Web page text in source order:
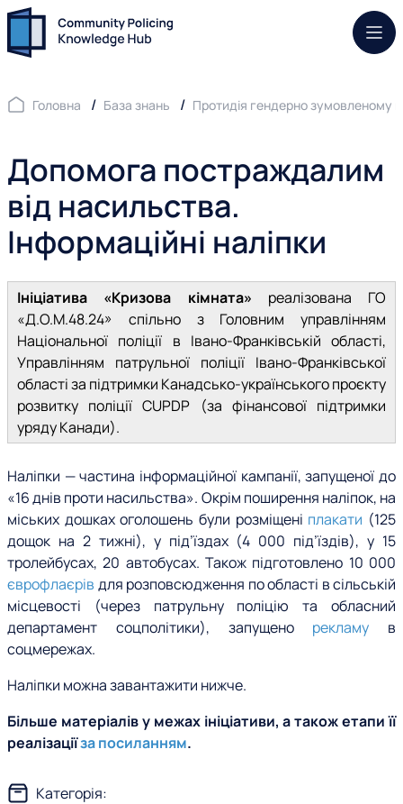
Головна База знань Протидія гендерно зумовленому
Допомога постраждалим
від насильства.
Інформаційні наліпки
Ініціатива «Кризова кімната» реалізована ГО
«Д.О.М.48.24» спільно з Головним управлінням
Національної поліції в Івано-Франківській області,
Управлінням патрульної поліції Івано-Франківської
області за підтримки Канадсько-українського проєкту
розвитку поліції CUPDP (за фінансової підтримки
уряду Канади).
Наліпки — частина інформаційної кампанії, запущеної до
«16 днів проти насильства». Окрім поширення наліпок, на
міських дошках оголошень були розміщені плакати (125
дощок на 2 тижні), у під’їздах (4 000 під’їздів), у 15
тролейбусах, 20 автобусах. Також підготовлено 10 000
єврофлаєрів для розповсюдження по області в сільській
місцевості (через патрульну поліцію та обласний
департамент соцполітики), запущено рекламу в
соцмережах.
Наліпки можна завантажити нижче.
Більше матеріалів у межах ініціативи, а також етапи її
реалізаціїза посиланням.
Категорія: